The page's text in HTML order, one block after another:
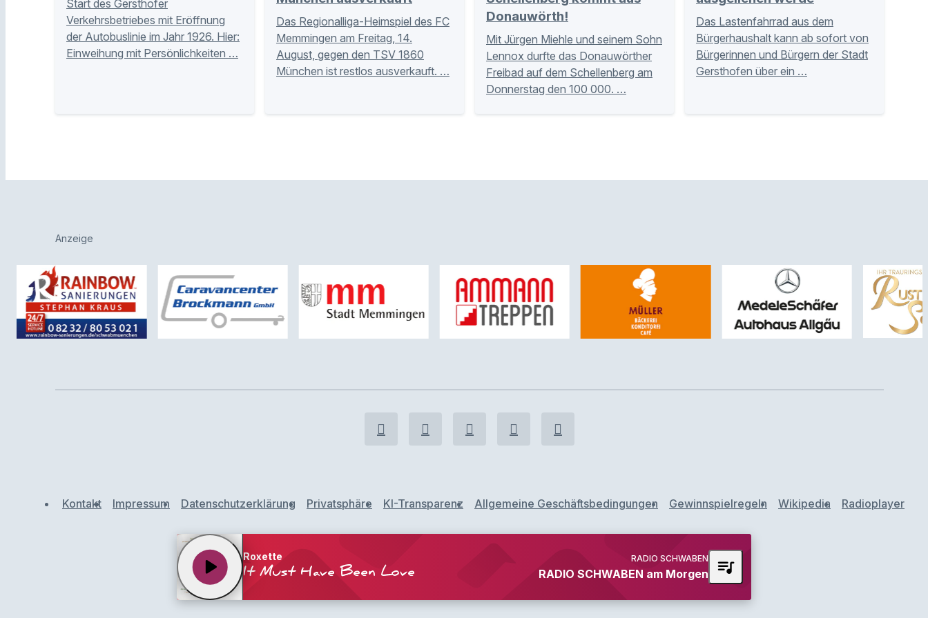
Start des Gersthofer
Verkehrsbetriebes mit Eröffnung
der Autobuslinie im Jahr 1926. Hier:
Einweihung mit Persönlichkeiten …
Das Regionalliga-Heimspiel des FC
Memmingen am Freitag, 14.
August, gegen den TSV 1860
München ist restlos ausverkauft. …
Donauwörth!
Mit Jürgen Miehle und seinem Sohn
Lennox durfte das Donauwörther
Freibad auf dem Schellenberg am
Donnerstag den 100 000. …
Das Lastenfahrrad aus dem
Bürgerhaushalt kann ab sofort von
Bürgerinnen und Bürgern der Stadt
Gersthofen über ein …
Anzeige
Kontakt Impressum Datenschutzerklärung Privatsphäre KI-Transparenz Allgemeine Geschäftsbedingungen Gewinnspielregeln Wikipedia Radioplayer
Roxette
It Must Have Been Love
play_arrow RADIO SCHWABEN am Morgen
RADIO SCHWABEN queue_music